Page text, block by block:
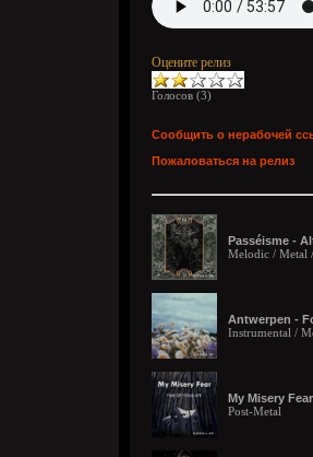
Оцените релиз
Голосов (3)
Сообщить о нерабочей
Пожаловаться на релиз
Passéisme -
Melodic / Metal
Antwerpen -
Instrumental /
My Misery
Post-Metal